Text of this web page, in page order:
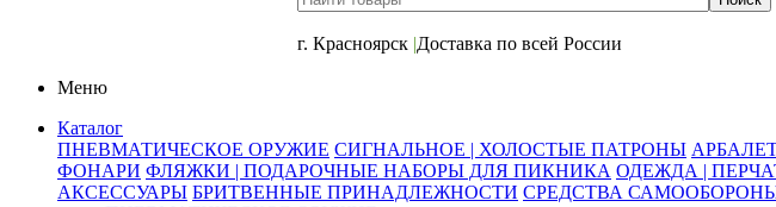
г. Красноярск |Доставка по всей России
Меню
Каталог
ПНЕВМАТИЧЕСКОЕ ОРУЖИЕ СИГНАЛЬНОЕ | ХОЛОСТЫЕ ПАТРОНЫ
ФОНАРИ ФЛЯЖКИ | ПОДАРОЧНЫЕ НАБОРЫ ДЛЯ ПИКНИКА ОДЕЖДА |
АКСЕССУАРЫ БРИТВЕННЫЕ ПРИНАДЛЕЖНОСТИ СРЕДСТВА